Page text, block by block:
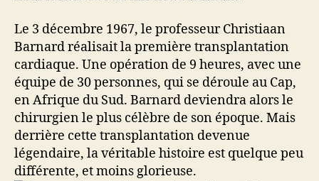
Le 3 décembre 1967, le professeur Christiaan
Barnard réalisait la première transplantation
cardiaque. Une opération de 9 heures, avec une
équipe de 30 personnes, qui se déroule au Cap,
en Afrique du Sud. Barnard deviendra alors le
chirurgien le plus célèbre de son époque. Mais
derrière cette transplantation devenue
légendaire, la véritable histoire est quelque peu
différente, et moins glorieuse.